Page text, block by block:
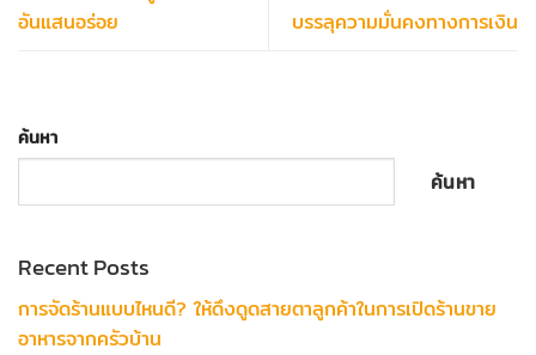
อันแสนอร่อย
บรรลุความมั่นคงทางการเงิน
ค้นหา
ค้นหา
Recent Posts
การจัดร้านแบบไหนดี? ให้ดึงดูดสายตาลูกค้าในการเปิดร้านขาย
อาหารจากครัวบ้าน